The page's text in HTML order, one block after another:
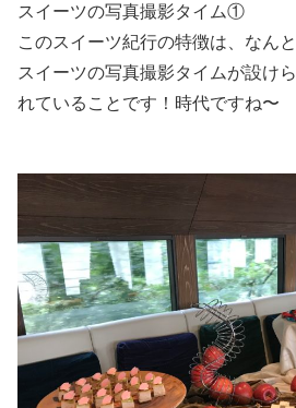
スイーツの写真撮影タイム①
このスイーツ紀行の特徴は、なんと
スイーツの写真撮影タイムが設けら
れていることです！時代ですね〜